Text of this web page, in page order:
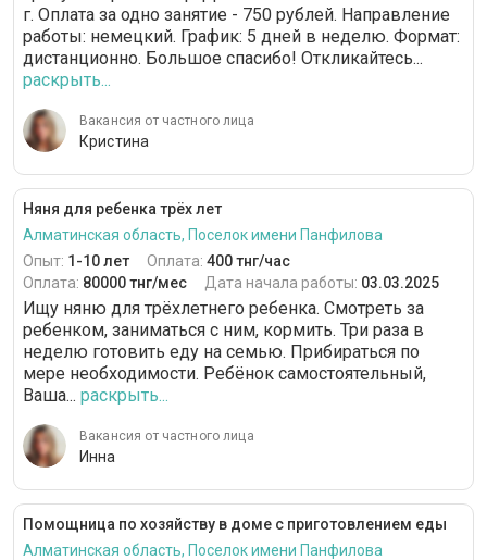
г. Оплата за одно занятие - 750 рублей. Направление
работы: немецкий. График: 5 дней в неделю. Формат:
дистанционно. Большое спасибо! Откликайтесь...
раскрыть...
Вакансия от частного лица
Кристина
Няня для ребенка трёх лет
Алматинская область, Поселок имени Панфилова
Опыт: 1-10 лет Оплата: 400 тнг/час
Оплата: 80000 тнг/мес Дата начала работы: 03.03.2025
Ищу няню для трёхлетнего ребенка. Смотреть за
ребенком, заниматься с ним, кормить. Три раза в
неделю готовить еду на семью. Прибираться по
мере необходимости. Ребёнок самостоятельный,
Ваша... раскрыть...
Вакансия от частного лица
Инна
Помощница по хозяйству в доме с приготовлением еды
Алматинская область, Поселок имени Панфилова